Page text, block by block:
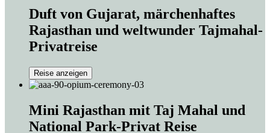
Duft von Gujarat, märchenhaftes
Rajasthan und weltwunder Tajmahal-
Privatreise
Reise anzeigen
Mini Rajasthan mit Taj Mahal und
National Park-Privat Reise